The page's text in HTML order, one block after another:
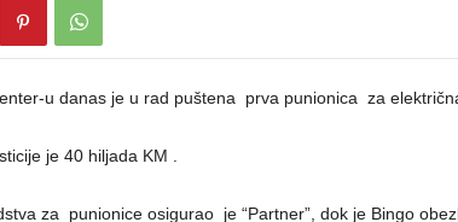
u danas je u rad puštena prva punionica za
je 40 hiljada KM .
za punionice osigurao je “Partner”, dok je Bingo